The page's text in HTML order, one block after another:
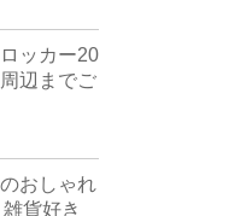
ッカー20
辺までご
おしゃれ
貨好き